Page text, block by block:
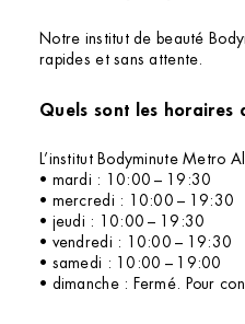
Notre institut de beauté
rapides et sans attente.
L’institut Bodyminute Metro
• mardi : 10:00 – 19:30
• mercredi : 10:00 – 19:30
• jeudi : 10:00 – 19:30
• vendredi : 10:00 – 19:30
• samedi : 10:00 – 19:00
• dimanche : Fermé. Pour